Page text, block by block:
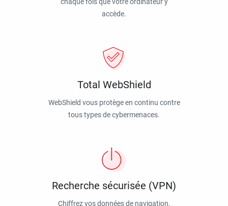
accède.
Total WebShield
WebShield vous protège en continu contre
tous types de cybermenaces.
Recherche sécurisée (VPN)
Chiffrez vos données de navigation,